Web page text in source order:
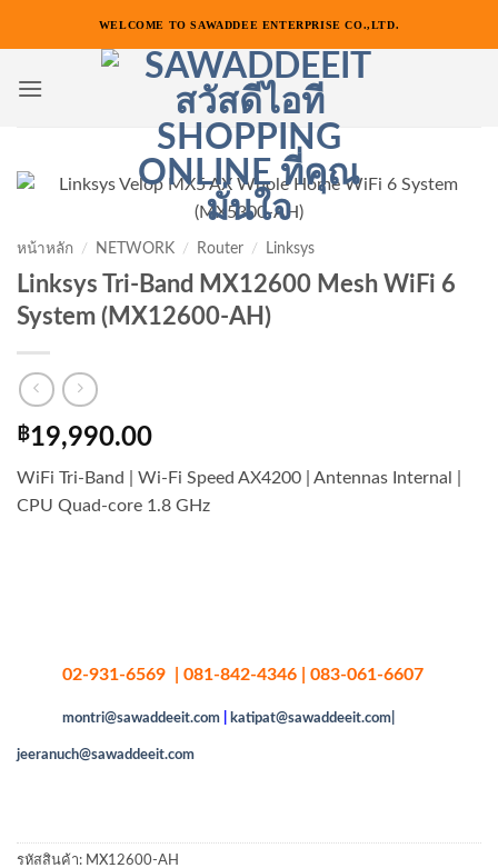
เนื้อหา
WELCOME TO SAWADDEE ENTERPRISE CO.,LTD.
หน้าหลัก / NETWORK / Router / Linksys
Linksys Tri-Band MX12600 Mesh WiFi 6
System (MX12600-AH)
฿19,990.00
WiFi Tri-Band | Wi-Fi Speed AX4200 | Antennas Internal |
CPU Quad-core 1.8 GHz
02-931-6569 | 081-842-4346 | 083-061-6607
montri@sawaddeeit.com katipat@sawaddeeit.com|
jeeranuch@sawaddeeit.com
รหัสสินค้า: MX12600-AH